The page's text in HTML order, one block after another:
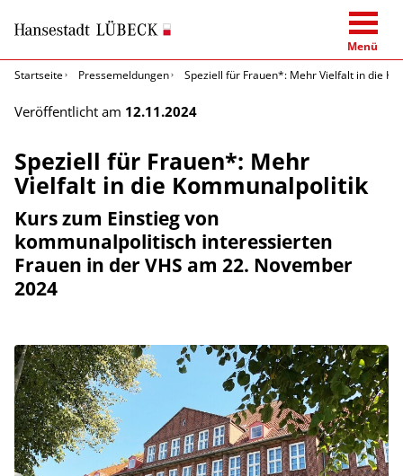
Menü
Startseite
Pressemeldungen Speziell für Frauen*: Mehr Vielfalt in die
Veröffentlicht am 12.11.2024
Speziell für Frauen*: Mehr
Vielfalt in die Kommunalpolitik
Kurs zum Einstieg von
kommunalpolitisch interessierten
Frauen in der VHS am 22. November
2024